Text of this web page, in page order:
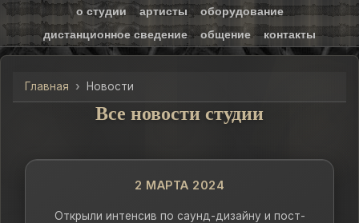
о студии артисты
оборудование
дистанционное сведение
общение контакты
Главная Новости
Все новости студии
2 МАРТА 2024
Открыли интенсив по саунд-дизайну и пост-